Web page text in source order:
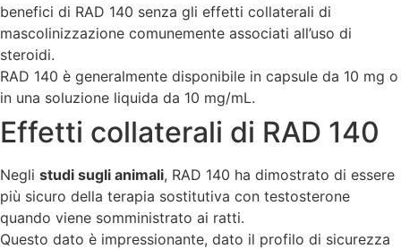
benefici di RAD 140 senza gli effetti collaterali di
mascolinizzazione comunemente associati all’uso di
steroidi.
RAD 140 è generalmente disponibile in capsule da 10 mg o
in una soluzione liquida da 10 mg/mL.
Effetti collaterali di RAD 140
Negli studi sugli animali, RAD 140 ha dimostrato di essere
più sicuro della terapia sostitutiva con testosterone
quando viene somministrato ai ratti.
Questo dato è impressionante, dato il profilo di sicurezza